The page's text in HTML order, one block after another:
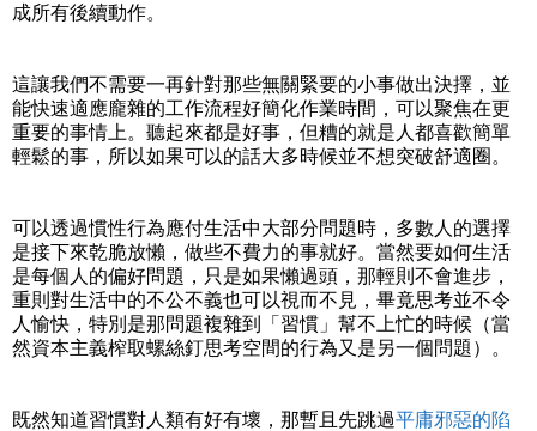
成所有後續動作。
這讓我們不需要一再針對那些無關緊要的小事做出決擇，並
能快速適應龐雜的工作流程好簡化作業時間，可以聚焦在更
重要的事情上。聽起來都是好事，但糟的就是人都喜歡簡單
輕鬆的事，所以如果可以的話大多時候並不想突破舒適圈。
可以透過慣性行為應付生活中大部分問題時，多數人的選擇
是接下來乾脆放懶，做些不費力的事就好。當然要如何生活
是每個人的偏好問題，只是如果懶過頭，那輕則不會進步，
重則對生活中的不公不義也可以視而不見，畢竟思考並不令
人愉快，特別是那問題複雜到「習慣」幫不上忙的時候（當
然資本主義榨取螺絲釘思考空間的行為又是另一個問題）。
既然知道習慣對人類有好有壞，那暫且先跳過平庸邪惡的陷